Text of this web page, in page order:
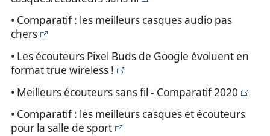
• Comparatif : les meilleurs casques audio pas
chers
• Les écouteurs Pixel Buds de Google évoluent en
format true wireless !
• Meilleurs écouteurs sans fil - Comparatif 2020
• Comparatif : les meilleurs casques et écouteurs
pour la salle de sport